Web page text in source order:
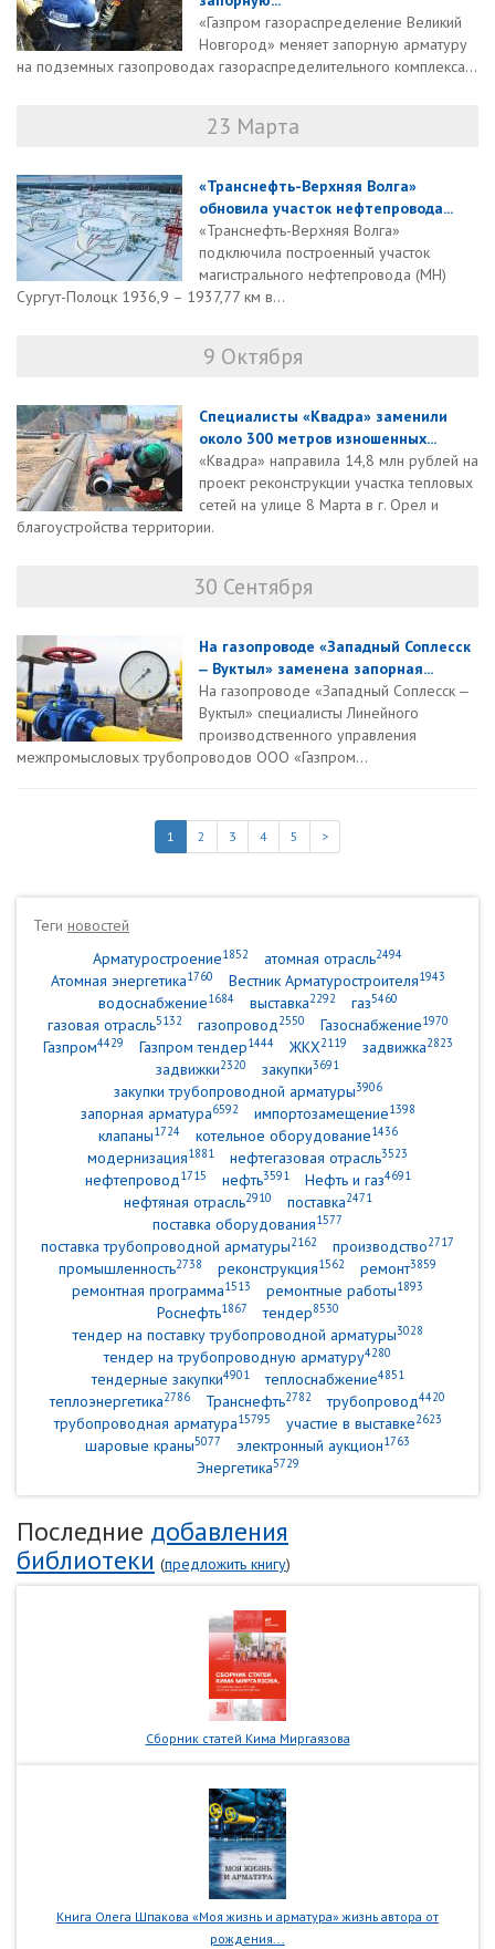
«Газпром газораспределение Великий
Новгород» меняет запорную арматуру
на подземных газопроводах газораспределительного комплекса...
23 Марта
«Транснефть-Верхняя Волга»
обновила участок нефтепровода...
«Транснефть-Верхняя Волга»
подключила построенный участок
магистрального нефтепровода (МН)
Сургут-Полоцк 1936,9 – 1937,77 км в...
9 Октября
Специалисты «Квадра» заменили
около 300 метров изношенных...
«Квадра» направила 14,8 млн рублей на
проект реконструкции участка тепловых
сетей на улице 8 Марта в г. Орел и
благоустройства территории.
30 Сентября
На газопроводе «Западный Соплесск
‒ Вуктыл» заменена запорная...
На газопроводе «Западный Соплесск ‒
Вуктыл» специалисты Линейного
производственного управления
межпромысловых трубопроводов ООО «Газпром...
1 2 3 4 5 >
Теги новостей
Арматуростроение1852 атомная отрасль2494
Атомная энергетика1760 Вестник Арматуростроителя1943
водоснабжение1684 выставка2292 газ5460
газовая отрасль5132 газопровод2550 Газоснабжение1970
Газпром4429 Газпром тендер1444 ЖКХ2119 задвижка2823
задвижки2320 закупки3691
закупки трубопроводной арматуры3906
запорная арматура6592 импортозамещение1398
клапаны1724 котельное оборудование1436
модернизация1881 нефтегазовая отрасль3523
нефтепровод1715 нефть3591 Нефть и газ4691
нефтяная отрасль2910 поставка2471
поставка оборудования1577
поставка трубопроводной арматуры2162 производство2717
промышленность2738 реконструкция1562 ремонт3859
ремонтная программа1513 ремонтные работы1893
Роснефть1867 тендер8530
тендер на поставку трубопроводной арматуры3028
тендер на трубопроводную арматуру4280
тендерные закупки4901 теплоснабжение4851
теплоэнергетика2786 Транснефть2782 трубопровод4420
трубопроводная арматура15795 участие в выставке2623
шаровые краны5077 электронный аукцион1763
Энергетика5729
Последние добавления
библиотеки (предложить книгу)
Сборник статей Кима Миргаязова
Книга Олега Шпакова «Моя жизнь и арматура» жизнь автора от
рождения...